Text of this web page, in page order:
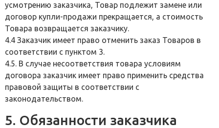
усмотрению заказчика, Товар подлежит замене или
договор купли-продажи прекращается, а стоимость
Товара возвращается заказчику.
4.4 Заказчик имеет право отменить заказ Товаров в
соответствии с пунктом 3.
4.5. В случае несоответствия товара условиям
договора заказчик имеет право применить средства
правовой защиты в соответствии с
законодательством.
5. Обязанности заказчика